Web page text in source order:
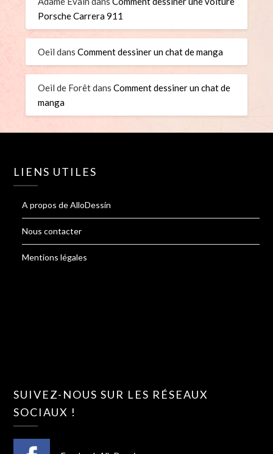
Porsche Carrera 911
Oeil dansComment dessiner un chat de manga
Oeil de ForêtdansComment dessiner un chat de
manga
LIENS UTILES
A propos de AlloDessin
Nous contacter
Mentions légales
SUIVEZ-NOUS SUR LES RÉSEAUX
SOCIAUX !